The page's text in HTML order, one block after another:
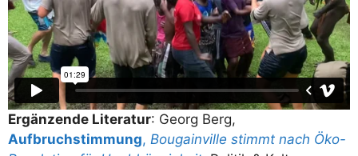
Ergänzende Literatur: Georg Berg,
Aufbruchstimmung, Bougainville stimmt nach Öko-